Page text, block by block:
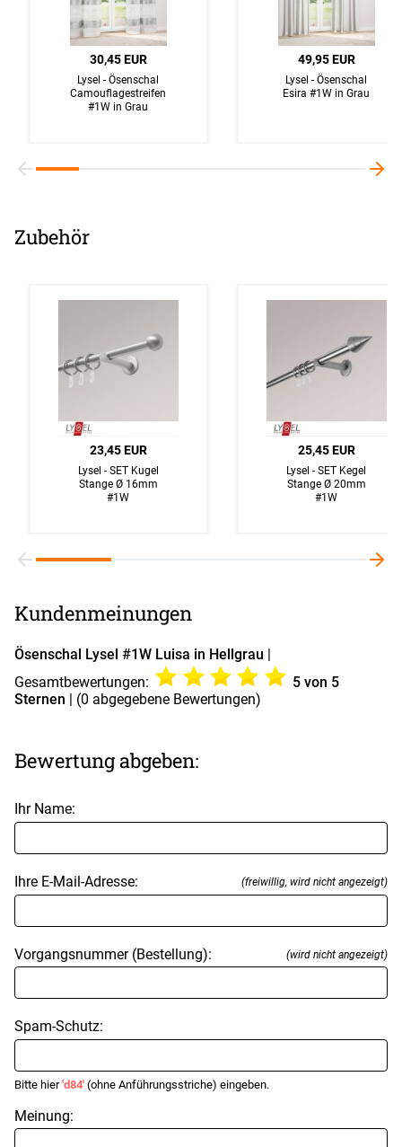
30,45 EUR
Lysel - Ösenschal
Camouflagestreifen
#1W in Grau
49,95 EUR
Lysel - Ösenschal
Esira #1W in Grau
Zubehör
23,45 EUR
Lysel - SET Kugel
Stange Ø 16mm
#1W
25,45 EUR
Lysel - SET Kegel
Stange Ø 20mm
#1W
Kundenmeinungen
Ösenschal Lysel #1W Luisa in Hellgrau
Gesamtbewertungen:
5von 5
Sternen
| (0 abgegebene Bewertungen)
Bewertung abgeben:
Ihr Name:
Ihre E-Mail-Adresse: (freiwillig, wird nicht angezeigt)
Vorgangsnummer (Bestellung): (wird nicht angezeigt)
Spam-Schutz:
Bitte hier'd84' (ohne Anführungsstriche) eingeben.
Meinung: